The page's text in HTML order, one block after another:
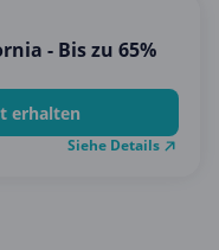
- Bis zu 65%
erhalten
Siehe Details